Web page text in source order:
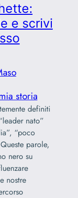
e scrivi
storia
definiti
nato”
“poco
parole,
nero su
nostre